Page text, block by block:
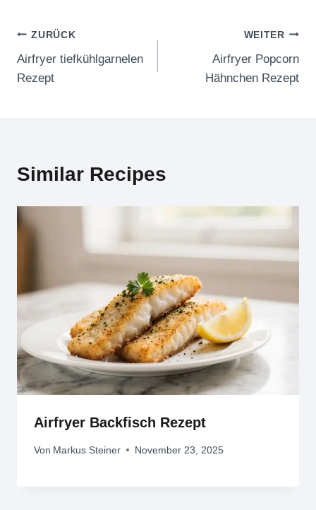
Beitragsnavigation
ZURÜCK
Airfryer tiefkühlgarnelen
Rezept
WEITER
Airfryer Popcorn
Hähnchen Rezept
Similar Recipes
Airfryer Backfisch Rezept
Von Markus Steiner November 23, 2025